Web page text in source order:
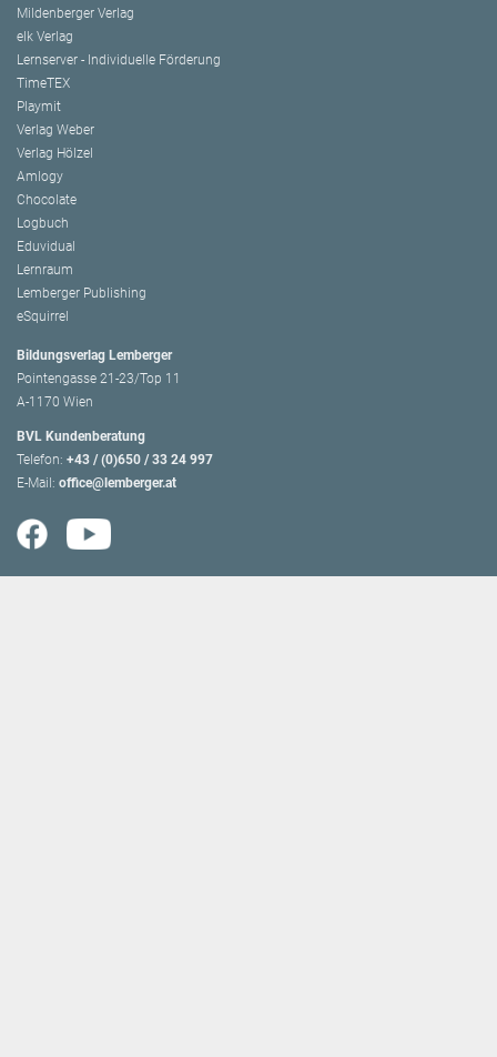
Mildenberger Verlag
elk Verlag
Lernserver - Individuelle Förderung
TimeTEX
Playmit
Verlag Weber
Verlag Hölzel
Amlogy
Chocolate
Logbuch
Eduvidual
Lernraum
Lemberger Publishing
eSquirrel
Bildungsverlag Lemberger
Pointengasse 21-23/Top 11
A-1170 Wien
BVL Kundenberatung
Telefon: +43 / (0)650 / 33 24 997
E-Mail: office@lemberger.at